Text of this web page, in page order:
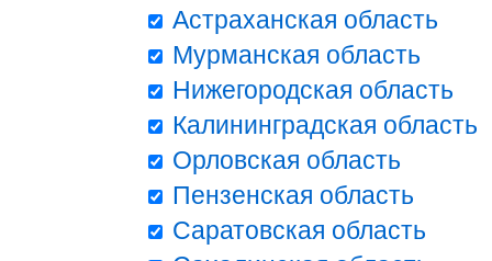
Астраханская область
Мурманская область
Нижегородская область
Калининградская область
Орловская область
Пензенская область
Саратовская область